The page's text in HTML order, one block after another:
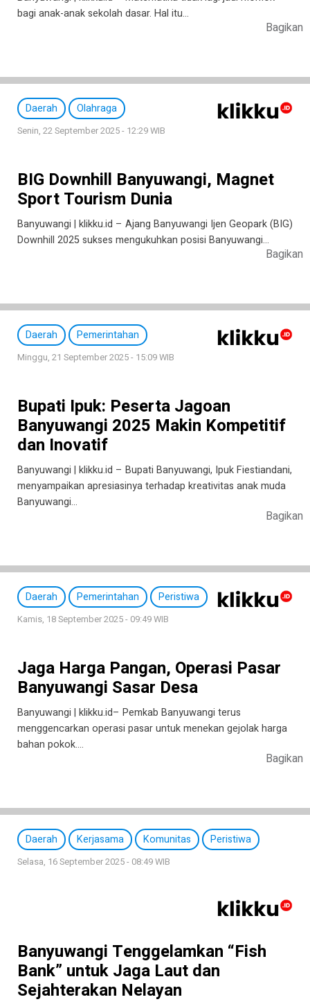
bagi anak-anak sekolah dasar. Hal itu…
Bagikan
Daerah Olahraga
Senin, 22 September 2025 - 12:29 WIB
BIG Downhill Banyuwangi, Magnet
Sport Tourism Dunia
Banyuwangi | klikku.id – Ajang Banyuwangi Ijen Geopark (BIG)
Downhill 2025 sukses mengukuhkan posisi Banyuwangi…
Bagikan
Daerah Pemerintahan
Minggu, 21 September 2025 - 15:09 WIB
Bupati Ipuk: Peserta Jagoan
Banyuwangi 2025 Makin Kompetitif
dan Inovatif
Banyuwangi | klikku.id – Bupati Banyuwangi, Ipuk Fiestiandani,
menyampaikan apresiasinya terhadap kreativitas anak muda
Banyuwangi…
Bagikan
Daerah Pemerintahan Peristiwa
Kamis, 18 September 2025 - 09:49 WIB
Jaga Harga Pangan, Operasi Pasar
Banyuwangi Sasar Desa
Banyuwangi | klikku.id– Pemkab Banyuwangi terus
menggencarkan operasi pasar untuk menekan gejolak harga
bahan pokok….
Bagikan
Daerah Kerjasama Komunitas Peristiwa
Selasa, 16 September 2025 - 08:49 WIB
Banyuwangi Tenggelamkan “Fish
Bank” untuk Jaga Laut dan
Sejahterakan Nelayan